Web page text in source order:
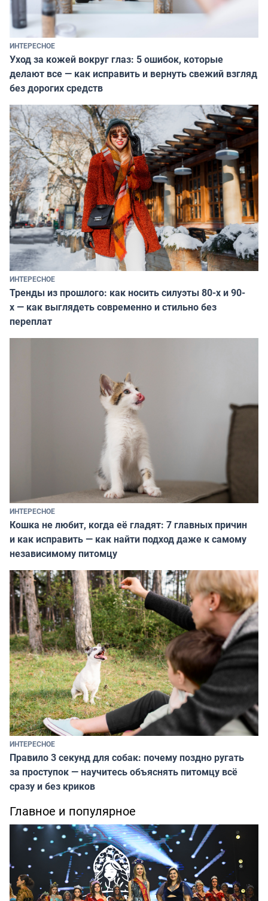
ИНТЕРЕСНОЕ
Уход за кожей вокруг глаз: 5 ошибок, которые
делают все — как исправить и вернуть свежий взгляд
без дорогих средств
ИНТЕРЕСНОЕ
Тренды из прошлого: как носить силуэты 80-х и 90-
х — как выглядеть современно и стильно без
переплат
ИНТЕРЕСНОЕ
Кошка не любит, когда её гладят: 7 главных причин
и как исправить — как найти подход даже к самому
независимому питомцу
ИНТЕРЕСНОЕ
Правило 3 секунд для собак: почему поздно ругать
за проступок — научитесь объяснять питомцу всё
сразу и без криков
Главное и популярное